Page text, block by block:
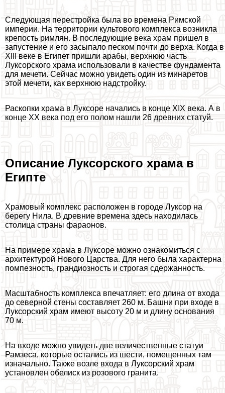
Следующая перестройка была во времена Римской
империи. На территории культового комплекса возникла
крепость римлян. В последующие века храм пришел в
запустение и его засыпало песком почти до верха. Когда в
XIII веке в Египет пришли аpaбы, верхнюю часть
Луксорского храма использовали в качестве фундамента
для мечети. Сейчас можно увидеть один из минаретов
этой мечети, как верхнюю надстройку.
Раскопки храма в Луксоре начались в конце XIX века. А в
конце XX века под его полом нашли 26 древних статуй.
Описание Луксорского храма в
Египте
Храмовый комплекс расположен в городе Луксор на
берегу Нила. В древние времена здесь находилась
столица страны фараонов.
На примере храма в Луксоре можно ознакомиться с
архитектурой Нового Царства. Для него была хаpaктерна
помпезность, грандиозность и строгая сдержанность.
Масштабность комплекса впечатляет: его длина от входа
до северной стены составляет 260 м. Башни при входе в
Луксорский храм имеют высоту 20 м и длину основания
70 м.
На входе можно увидеть две величественные статуи
Рамзеса, которые остались из шести, помещенных там
изначально. Также возле входа в Луксорский храм
установлен обелиск из розового гранита.